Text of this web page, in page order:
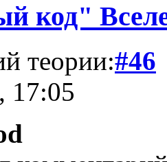
код"
теории:#46
17:05